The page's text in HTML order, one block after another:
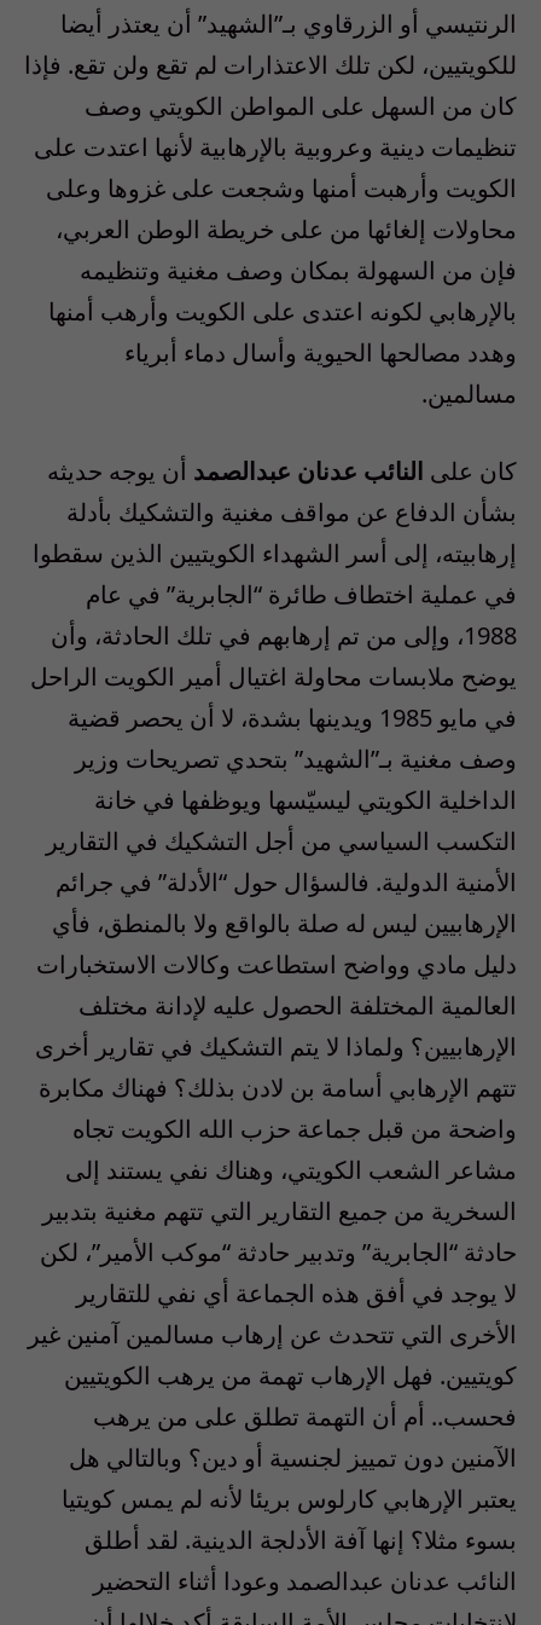
الرنتيسي أو الزرقاوي بـ”الشهيد” أن يعتذر أيضا
للكويتيين، لكن تلك الاعتذارات لم تقع ولن تقع. فإذا
كان من السهل على المواطن الكويتي وصف
تنظيمات دينية وعروبية بالإرهابية لأنها اعتدت على
الكويت وأرهبت أمنها وشجعت على غزوها وعلى
محاولات إلغائها من على خريطة الوطن العربي،
فإن من السهولة بمكان وصف مغنية وتنظيمه
بالإرهابي لكونه اعتدى على الكويت وأرهب أمنها
وهدد مصالحها الحيوية وأسال دماء أبرياء
مسالمين.
كان على النائب عدنان عبدالصمد أن يوجه حديثه
بشأن الدفاع عن مواقف مغنية والتشكيك بأدلة
إرهابيته، إلى أسر الشهداء الكويتيين الذين سقطوا
في عملية اختطاف طائرة “الجابرية” في عام
1988، وإلى من تم إرهابهم في تلك الحادثة، وأن
يوضح ملابسات محاولة اغتيال أمير الكويت الراحل
في مايو 1985 ويدينها بشدة، لا أن يحصر قضية
وصف مغنية بـ”الشهيد” بتحدي تصريحات وزير
الداخلية الكويتي ليسيّسها ويوظفها في خانة
التكسب السياسي من أجل التشكيك في التقارير
الأمنية الدولية. فالسؤال حول “الأدلة” في جرائم
الإرهابيين ليس له صلة بالواقع ولا بالمنطق، فأي
دليل مادي وواضح استطاعت وكالات الاستخبارات
العالمية المختلفة الحصول عليه لإدانة مختلف
الإرهابيين؟ ولماذا لا يتم التشكيك في تقارير أخرى
تتهم الإرهابي أسامة بن لادن بذلك؟ فهناك مكابرة
واضحة من قبل جماعة حزب الله الكويت تجاه
مشاعر الشعب الكويتي، وهناك نفي يستند إلى
السخرية من جميع التقارير التي تتهم مغنية بتدبير
حادثة “الجابرية” وتدبير حادثة “موكب الأمير”، لكن
لا يوجد في أفق هذه الجماعة أي نفي للتقارير
الأخرى التي تتحدث عن إرهاب مسالمين آمنين غير
كويتيين. فهل الإرهاب تهمة من يرهب الكويتيين
فحسب.. أم أن التهمة تطلق على من يرهب
الآمنين دون تمييز لجنسية أو دين؟ وبالتالي هل
يعتبر الإرهابي كارلوس بريئا لأنه لم يمس كويتيا
بسوء مثلا؟ إنها آفة الأدلجة الدينية. لقد أطلق
النائب عدنان عبدالصمد وعودا أثناء التحضير